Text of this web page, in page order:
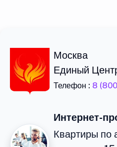
Москва
Единый
Телефон : 8
Интернет-
Квартиры по